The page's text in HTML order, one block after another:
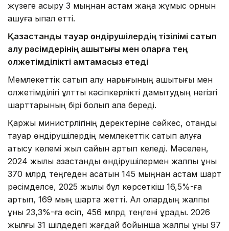
жүзеге асыру 3 мыңнан астам жаңа жұмыс орнын
ашуға ықпал етті.
Қазақстандық тауар өндірушілердің тізілімі сатып
алу рәсімдерінің ашықтығы мен оларға тең
қолжетімділікті қамтамасыз етеді
Мемлекеттік сатып алу нарығының ашықтығы мен
қолжетімділігі ұлттық кәсіпкерлікті дамытудың негізгі
шарттарының бірі болып қала береді.
Қаржы министрлігінің деректеріне сәйкес, отандық
тауар өндірушілердің мемлекеттік сатып алуға
қатысу көлемі жыл сайын артып келеді. Мәселен,
2024 жылы қазақстандық өндірушілермен жалпы құны
370 млрд теңгеден асатын 145 мыңнан астам шарт
рәсімделсе, 2025 жылы бұл көрсеткіш 16,5%-ға
артып, 169 мың шартқа жетті. Ал олардың жалпы
құны 23,3%-ға өсіп, 456 млрд теңгені құрады. 2026
жылғы 31 шілдедегі жағдай бойынша жалпы құны 97